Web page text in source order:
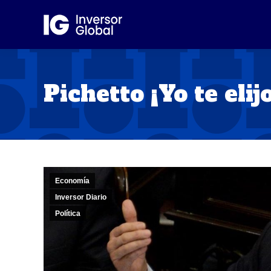
Pichetto ¡Yo te
Economía
Inversor Diario
Política